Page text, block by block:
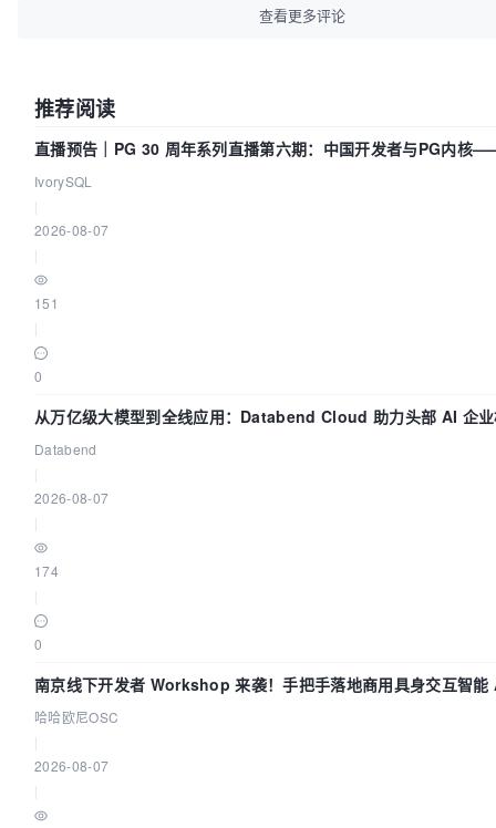
查看更多评论
推荐阅读
直播预告｜PG 30 周年系列直播第六期：中国开发者与PG内核
动吗？我们贡献了什么？
IvorySQL
2026-08-07
151
0
从万亿级大模型到全线应用：Databend Cloud 助力头部 AI 企
路 Trace 数据管道
Databend
2026-08-07
174
0
南京线下开发者 Workshop 来袭！手把手落地商用具身交互智
用
哈哈欧尼OSC
2026-08-07